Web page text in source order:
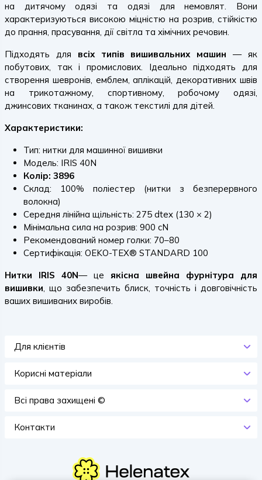
на дитячому одязі та одязі для немовлят. Вони
характеризуються високою міцністю на розрив, стійкістю
до прання, прасування, дії світла та хімічних речовин.
Підходять для всіх типів вишивальних машин — як
побутових, так і промислових. Ідеально підходять для
створення шевронів, емблем, аплікацій, декоративних швів
на трикотажному, спортивному, робочому одязі,
джинсових тканинах, а також текстилі для дітей.
Характеристики:
Тип: нитки для машинної вишивки
Модель: IRIS 40N
Колір: 3896
Склад: 100% поліестер (нитки з безперервного
волокна)
Середня лінійна щільність: 275 dtex (130 × 2)
Мінімальна сила на розрив: 900 cN
Рекомендований номер голки: 70–80
Сертифікація: OEKO-TEX® STANDARD 100
Нитки IRIS 40N— це якісна швейна фурнітура для
вишивки, що забезпечить блиск, точність і довговічність
ваших вишиваних виробів.
Для клієнтів
Корисні матеріали
Всi права захищенi ©
Контакти